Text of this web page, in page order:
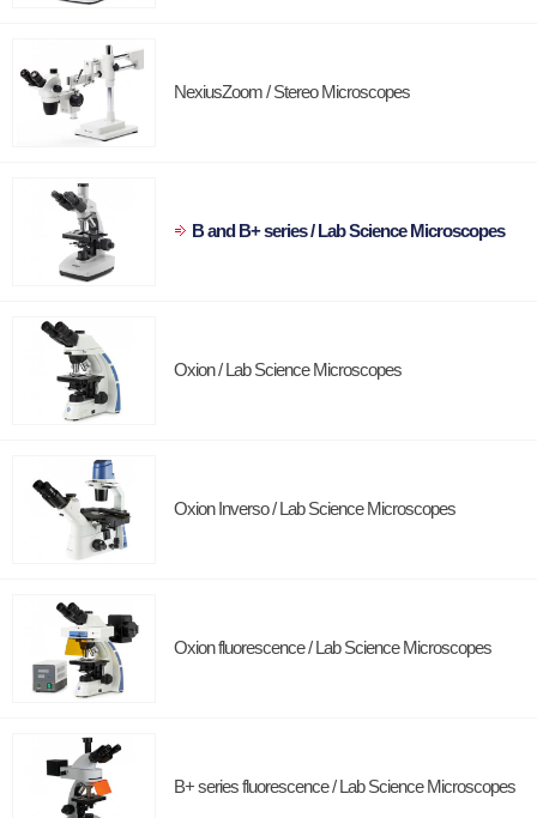
NexiusZoom / Stereo Microscopes
B and B+ series / Lab Science Microscopes
Oxion / Lab Science Microscopes
Oxion Inverso / Lab Science Microscopes
Oxion fluorescence / Lab Science Microscopes
B+ series fluorescence / Lab Science Microscopes